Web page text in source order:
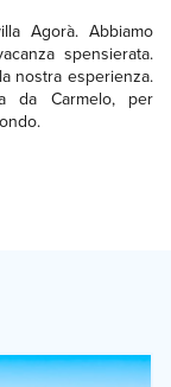
Agorà. Abbiamo
spensierata.
nostra esperienza.
da Carmelo, per